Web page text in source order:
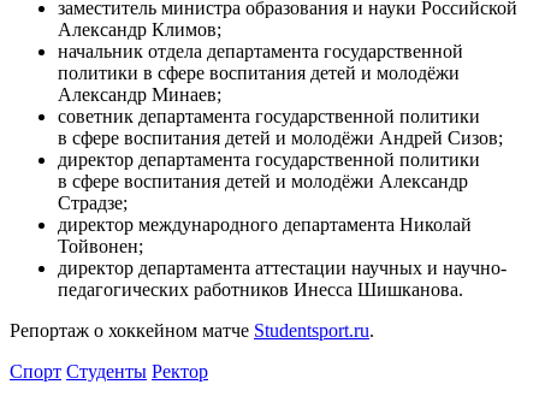
заместитель министра образования и науки Российской
Александр Климов;
начальник отдела департамента государственной
политики в сфере воспитания детей и молодёжи
Александр Минаев;
советник департамента государственной политики
в сфере воспитания детей и молодёжи Андрей Сизов;
директор департамента государственной политики
в сфере воспитания детей и молодёжи Александр
Страдзе;
директор международного департамента Николай
Тойвонен;
директор департамента аттестации научных и научно-
педагогических работников Инесса Шишканова.
Репортаж о хоккейном матче Studentsport.ru.
Спорт Студенты Ректор